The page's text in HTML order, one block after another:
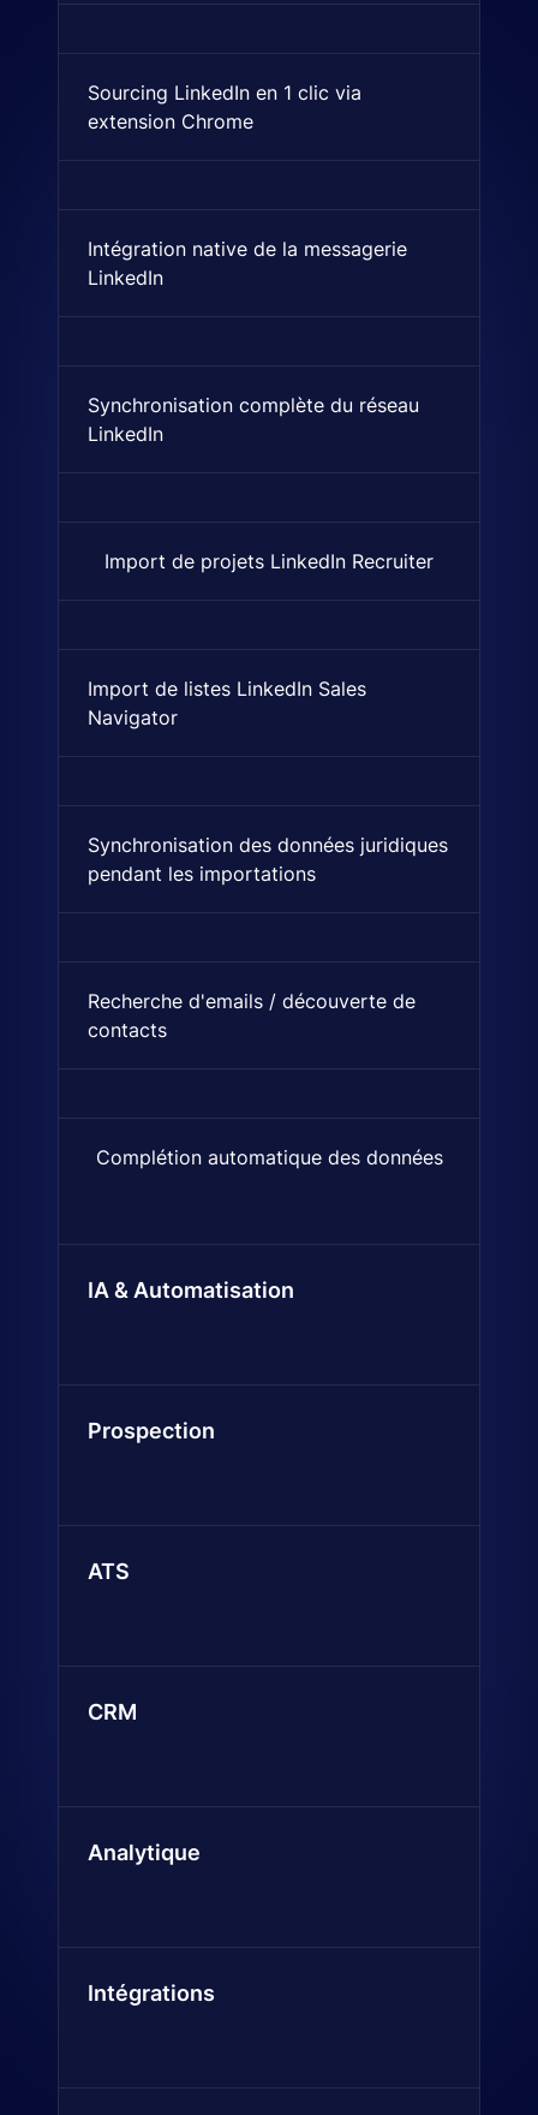
Sourcing LinkedIn en 1 clic via
extension Chrome
Intégration native de la messagerie
LinkedIn
Synchronisation complète du réseau
LinkedIn
Import de projets LinkedIn Recruiter
Importez des pipelines
Import de listes LinkedIn Sales
Navigator
Synchronisation des données juridiques
pendant les importationsSynchronise les données
Recherche d'emails / découverte de
contacts
Complétion automatique des données
Trouve et ajoute
IA & Automatisation
Prospection
ATS
CRM
Analytique
Intégrations